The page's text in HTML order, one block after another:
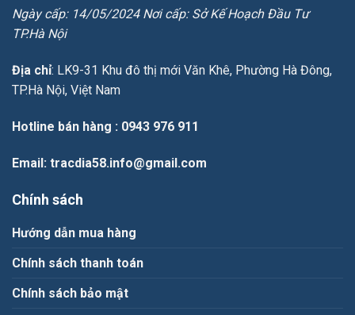
Ngày cấp: 14/05/2024 Nơi cấp: Sở Kế Hoạch Đầu Tư
TP.Hà Nội
Địa chỉ: LK9-31 Khu đô thị mới Văn Khê, Phường Hà Đông,
TP.Hà Nội, Việt Nam
Hotline bán hàng : 0943 976 911
Email: tracdia58.info@gmail.com
Chính sách
Hướng dẫn mua hàng
Chính sách thanh toán
Chính sách bảo mật